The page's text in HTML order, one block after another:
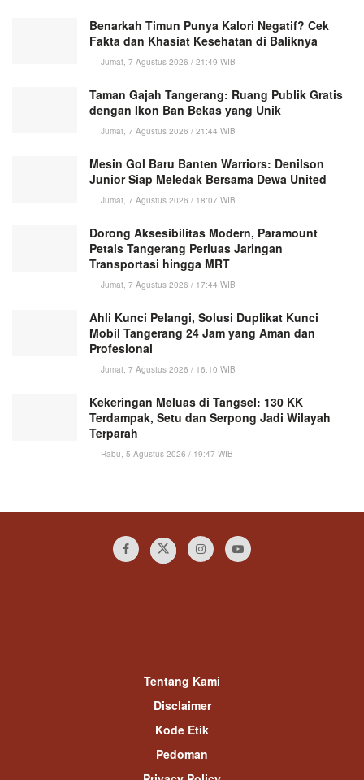
Benarkah Timun Punya Kalori Negatif? Cek
Fakta dan Khasiat Kesehatan di Baliknya
Jumat, 7 Agustus 2026 / 21:49 WIB
Taman Gajah Tangerang: Ruang Publik Gratis
dengan Ikon Ban Bekas yang Unik
Jumat, 7 Agustus 2026 / 21:44 WIB
Mesin Gol Baru Banten Warriors: Denilson
Junior Siap Meledak Bersama Dewa United
Jumat, 7 Agustus 2026 / 18:07 WIB
Dorong Aksesibilitas Modern, Paramount
Petals Tangerang Perluas Jaringan
Transportasi hingga MRT
Jumat, 7 Agustus 2026 / 17:44 WIB
Ahli Kunci Pelangi, Solusi Duplikat Kunci
Mobil Tangerang 24 Jam yang Aman dan
Profesional
Jumat, 7 Agustus 2026 / 16:10 WIB
Kekeringan Meluas di Tangsel: 130 KK
Terdampak, Setu dan Serpong Jadi Wilayah
Terparah
Rabu, 5 Agustus 2026 / 19:47 WIB
Tentang Kami
Disclaimer
Kode Etik
Pedoman